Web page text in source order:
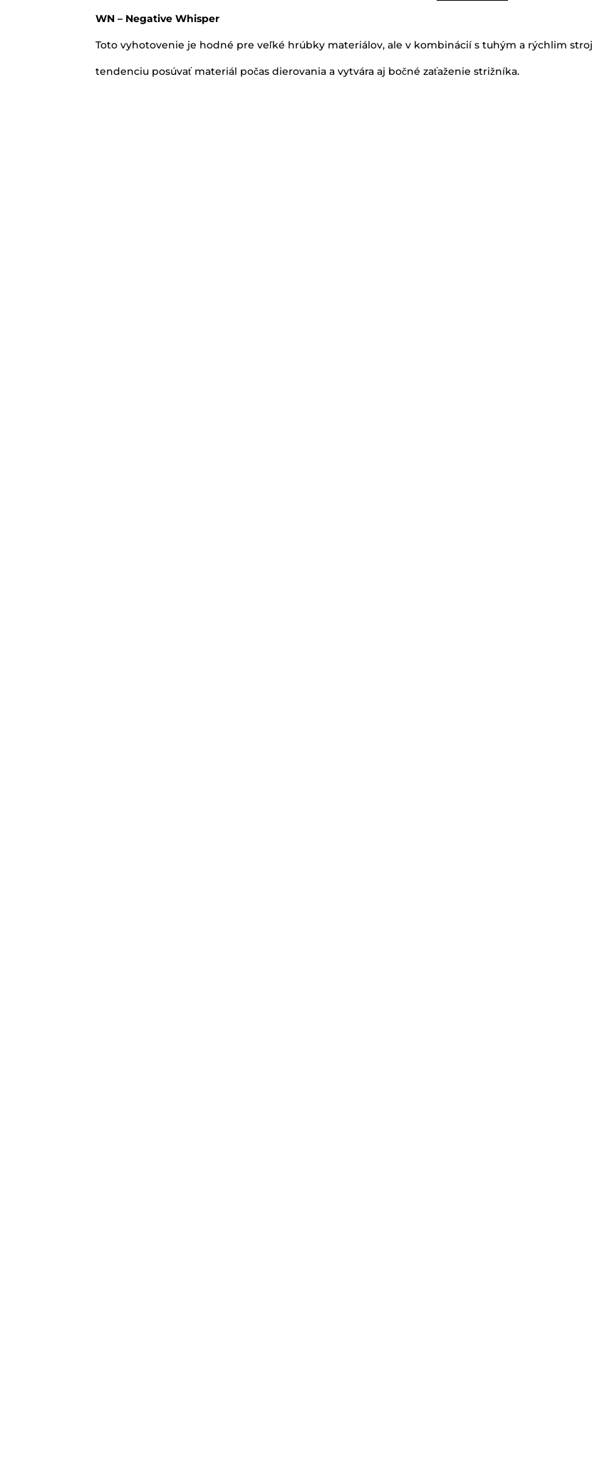
WN – Negative Whisper
Toto vyhotovenie je hodné pre veľké hrúbky materiálov, ale v kombinácií s tuhým a rýchlim
tendenciu posúvať materiál počas dierovania a vytvára aj bočné zaťaženie strižníka.